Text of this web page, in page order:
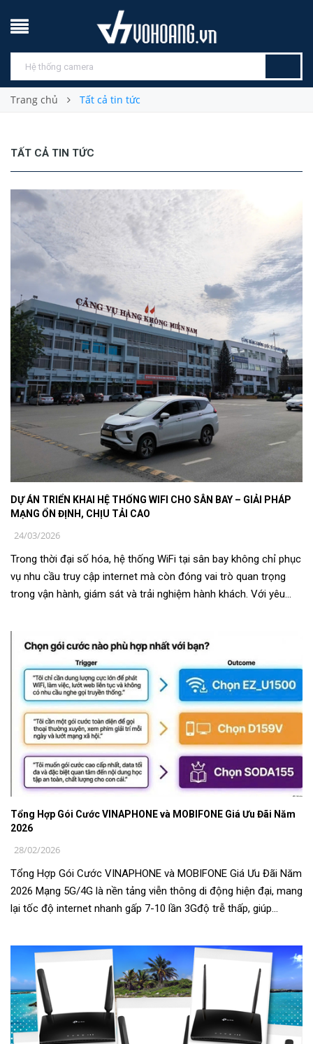
Trang chủ Tất cả tin tức
TẤT CẢ TIN TỨC
DỰ ÁN TRIỂN KHAI HỆ THỐNG WIFI CHO SÂN BAY – GIẢI PHÁP
MẠNG ỔN ĐỊNH, CHỊU TẢI CAO
24/03/2026
Trong thời đại số hóa, hệ thống WiFi tại sân bay không chỉ phục
vụ nhu cầu truy cập internet mà còn đóng vai trò quan trọng
trong vận hành, giám sát và trải nghiệm hành khách. Với yêu
Tổng Hợp Gói Cước VINAPHONE và MOBIFONE Giá Ưu Đãi Năm
2026
28/02/2026
Tổng Hợp Gói Cước VINAPHONE và MOBIFONE Giá Ưu Đãi Năm
2026 Mạng 5G/4G là nền tảng viễn thông di động hiện đại, mang
lại tốc độ internet nhanh gấp 7-10 lần 3Gđộ trễ thấp, giúp